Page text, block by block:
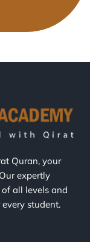
Quran, your
expertly
all levels and
student.